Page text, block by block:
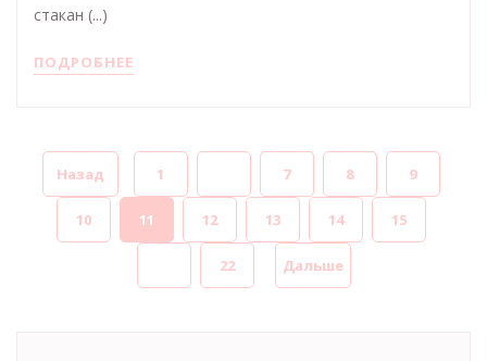
стакан (...)
ПОДРОБНЕЕ
Назад 1 7 8 9
10 11 12 13 14 15
22 Дальше